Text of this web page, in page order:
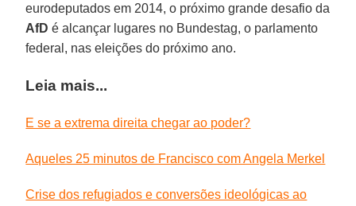
eurodeputados em 2014, o próximo grande desafio da
AfD é alcançar lugares no Bundestag, o parlamento
federal, nas eleições do próximo ano.
Leia mais...
E se a extrema direita chegar ao poder?
Aqueles 25 minutos de Francisco com Angela Merkel
Crise dos refugiados e conversões ideológicas ao